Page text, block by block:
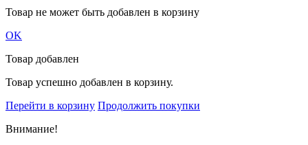
Товар не может быть добавлен в корзину
OK
Товар добавлен
Товар успешно добавлен в корзину.
Перейти в корзину Продолжить покупки
Внимание!